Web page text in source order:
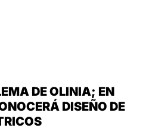
DE OLINIA; EN
DISEÑO DE